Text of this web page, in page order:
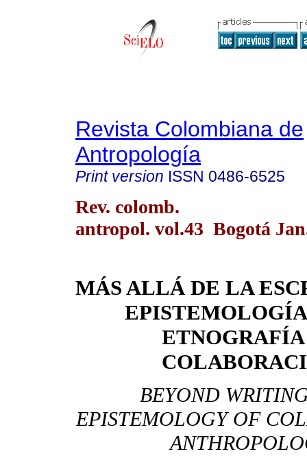
Revista Colombiana de
Antropología
Print version ISSN 0486-6525
Rev. colomb.
antropol. vol.43 Bogotá
MÁS ALLÁ DE LA
BEYOND
EPISTEMOLOGY OF